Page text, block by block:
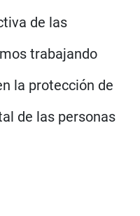
de las
trabajando
la protección de
de las personas